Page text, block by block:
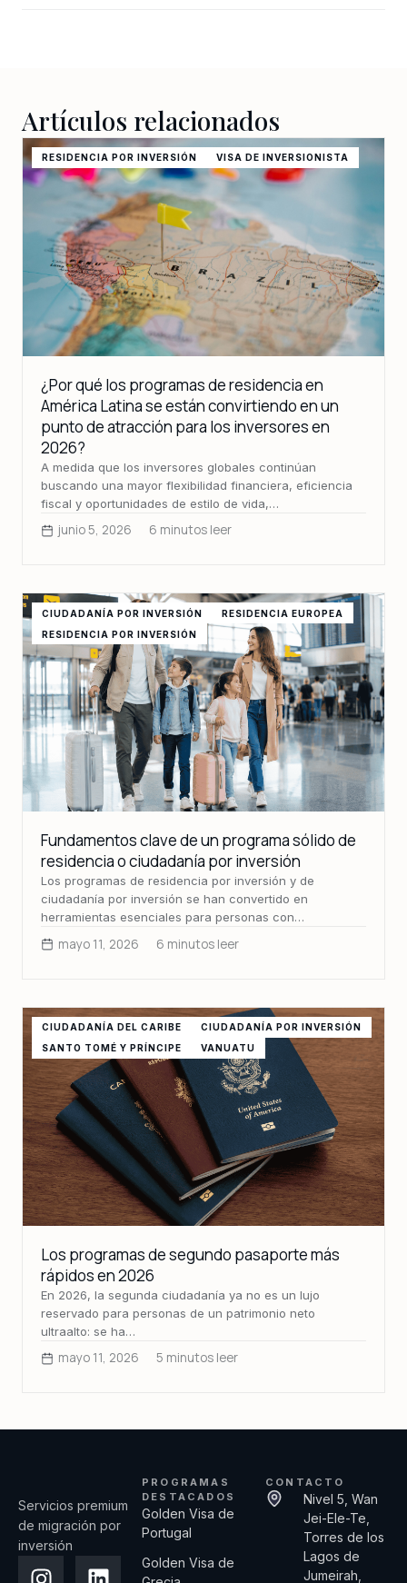
Artículos relacionados
RESIDENCIA POR INVERSIÓN VISA DE INVERSIONISTA
¿Por qué los programas de residencia en
América Latina se están convirtiendo en un
punto de atracción para los inversores en
2026?
A medida que los inversores globales continúan
buscando una mayor flexibilidad financiera, eficiencia
fiscal y oportunidades de estilo de vida,…
junio 5, 2026 6 minutos leer
CIUDADANÍA POR INVERSIÓN
RESIDENCIA EUROPEA
RESIDENCIA POR INVERSIÓN
Fundamentos clave de un programa sólido de
residencia o ciudadanía por inversión
Los programas de residencia por inversión y de
ciudadanía por inversión se han convertido en
herramientas esenciales para personas con…
mayo 11, 2026 6 minutos leer
CIUDADANÍA DEL CARIBE
CIUDADANÍA POR INVERSIÓN
SANTO TOMÉ Y PRÍNCIPE
VANUATU
Los programas de segundo pasaporte más
rápidos en 2026
En 2026, la segunda ciudadanía ya no es un lujo
reservado para personas de un patrimonio neto
ultraalto: se ha…
mayo 11, 2026 5 minutos leer
Servicios premium
de migración por
inversión
PROGRAMAS
DESTACADOS
Golden Visa de
Portugal
Golden Visa de
CONTACTO
Nivel 5, Wan
Jei-Ele-Te,
Torres de los
Lagos de
Jumeirah,